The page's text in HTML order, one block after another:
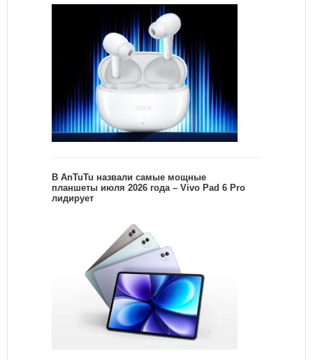
В AnTuTu назвали самые мощные
планшеты июля 2026 года – Vivo Pad 6 Pro
лидирует